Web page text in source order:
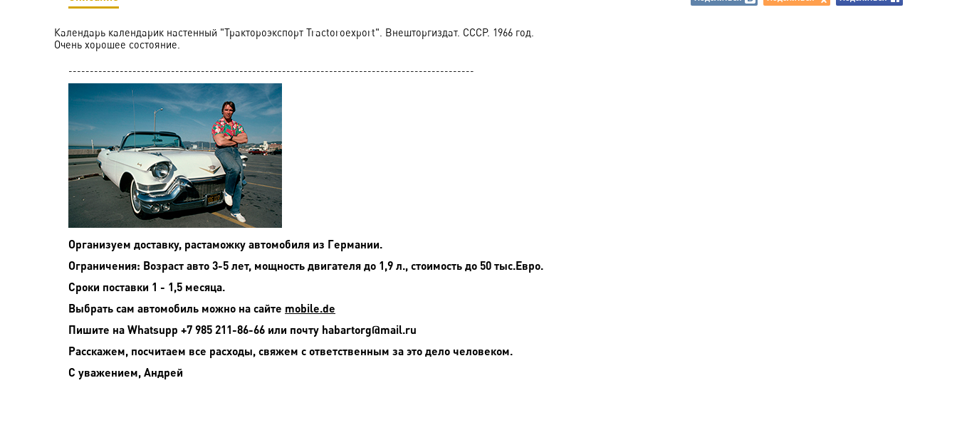
Календарь календарик настенный "Трактороэкспорт Tractoroexport". Внешторгиздат. СССР. 1966 год.
Очень хорошее состояние.
-----------------------------------------------------------------------------------------------
Организуем доставку, растаможку автомобиля из Германии.
Ограничения: Возраст авто 3-5 лет, мощность двигателя до 1,9 л., стоимость до 50 тыс.Евро.
Сроки поставки 1 - 1,5 месяца.
Выбрать сам автомобиль можно на сайте mobile.de
Пишите на Whatsupp +7 985 211-86-66 или почту habartorg@mail.ru
Расскажем, посчитаем все расходы, свяжем с ответственным за это дело человеком.
С уважением, Андрей